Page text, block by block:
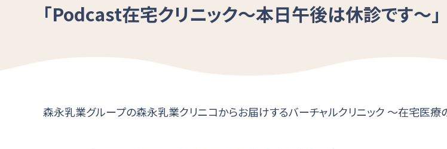
「Podcast在宅クリニック～本日午後は休診です～
森永乳業グループの森永乳業クリニコからお届けするバーチャルクリニック ～在宅医療